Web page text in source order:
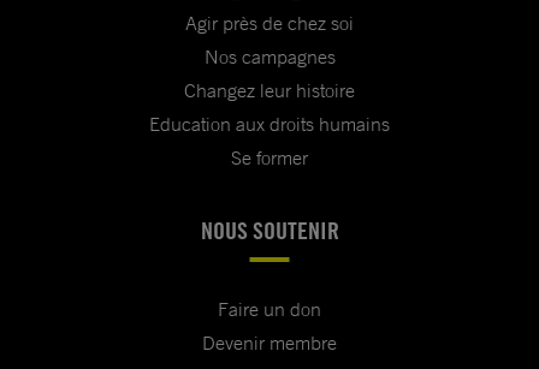
Agir près de chez soi
Nos campagnes
Changez leur histoire
Education aux droits humains
Se former
NOUS SOUTENIR
Faire un don
Devenir membre